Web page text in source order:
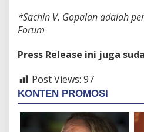
*Sachin V. Gopalan adalah
Forum
Press Release ini juga
Post Views: 97